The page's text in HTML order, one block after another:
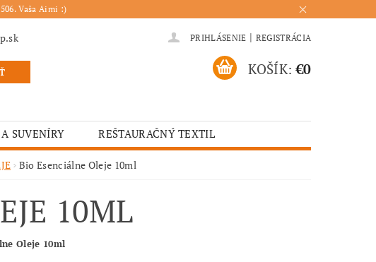
Vaša Aimi :)
PRIHLÁSENIE | REGISTRÁCIA
KOŠÍK: €0
SUVENÍRY
REŠTAURAČNÝ TEXTIL
ZARIADENIA
HOTELOVÝ TEXTIL
Bio Esenciálne Oleje 10ml
10ML
Oleje 10ml